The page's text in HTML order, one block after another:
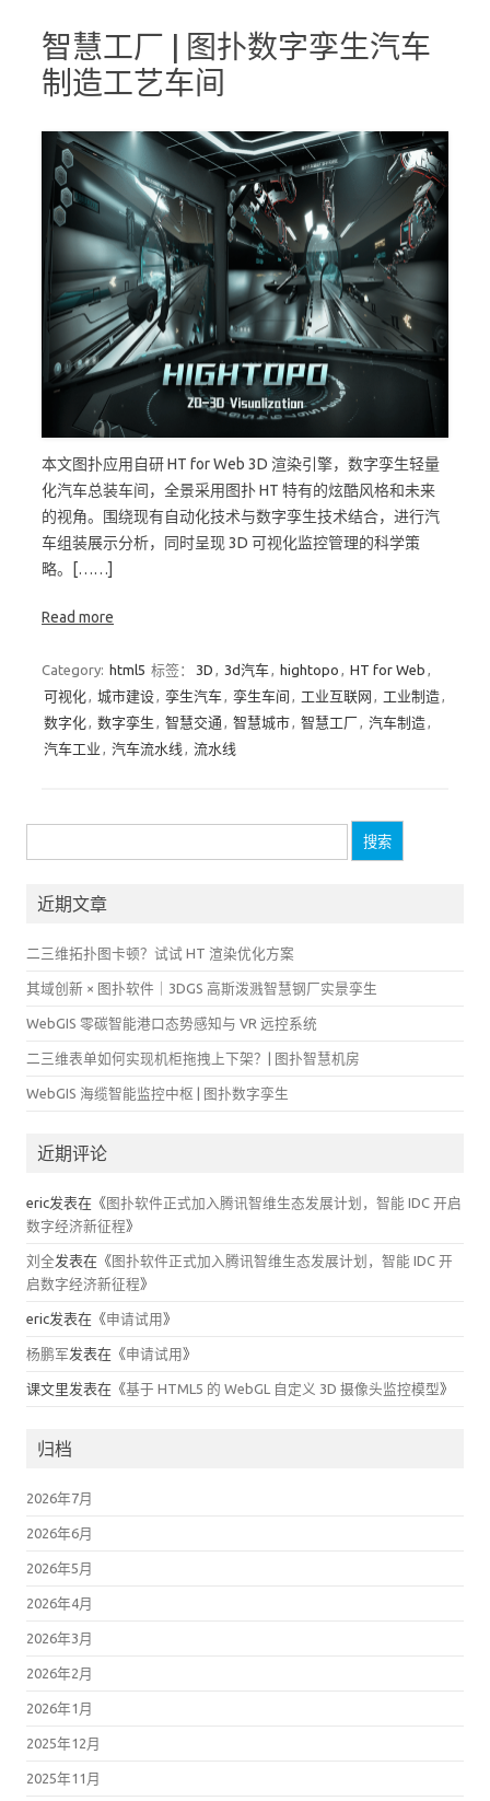
智慧工厂 | 图扑数字孪生汽车
制造工艺车间
本文图扑应用自研 HT for Web 3D 渲染引擎，数字孪生轻量
化汽车总装车间，全景采用图扑 HT 特有的炫酷风格和未来
的视角。围绕现有自动化技术与数字孪生技术结合，进行汽
车组装展示分析，同时呈现 3D 可视化监控管理的科学策
略。[……]
Read more
Category: html5 标签： 3D , 3d汽车, hightopo , HT for Web ,
可视化, 城市建设, 孪生汽车, 孪生车间 , 工业互联网 , 工业制造,
数字化, 数字孪生 , 智慧交通 , 智慧城市, 智慧工厂, 汽车制造,
汽车工业 , 汽车流水线, 流水线
索：
近期文章
二三维拓扑图卡顿？试试 HT 渲染优化方案
其域创新 × 图扑软件｜3DGS 高斯泼溅智慧钢厂实景孪生
WebGIS 零碳智能港口态势感知与 VR 远控系统
二三维表单如何实现机柜拖拽上下架？| 图扑智慧机房
WebGIS 海缆智能监控中枢 | 图扑数字孪生
近期评论
eric发表在《 图扑软件正式加入腾讯智维生态发展计划，智能 IDC 开启
数字经济新征程》
刘全发表在《 图扑软件正式加入腾讯智维生态发展计划，智能 IDC 开
启数字经济新征程》
eric发表在《申请试用 》
杨鹏军发表在《申请试用 》
课文里发表在《基于 HTML5 的 WebGL 自定义 3D 摄像头监控模型》
归档
2026年7月
2026年6月
2026年5月
2026年4月
2026年3月
2026年2月
2026年1月
2025年12月
2025年11月